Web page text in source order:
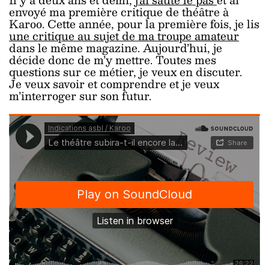
envoyé ma première critique de théâtre à
Karoo. Cette année, pour la première fois, je lis
une critique au sujet de ma troupe amateur
dans le même magazine. Aujourd’hui, je
décide donc de m’y mettre. Toutes mes
questions sur ce métier, je veux en discuter.
Je veux savoir et comprendre et je veux
m’interroger sur son futur.